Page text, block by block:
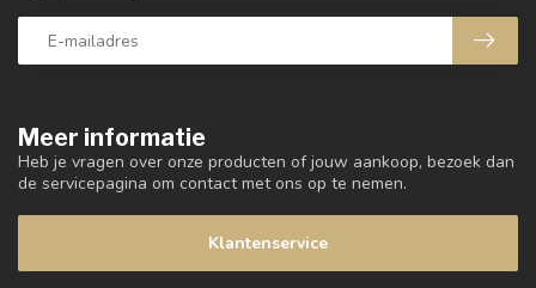
Meer informatie
Heb je vragen over onze producten of jouw aankoop, bezoek dan
de servicepagina om contact met ons op te nemen.
Klantenservice